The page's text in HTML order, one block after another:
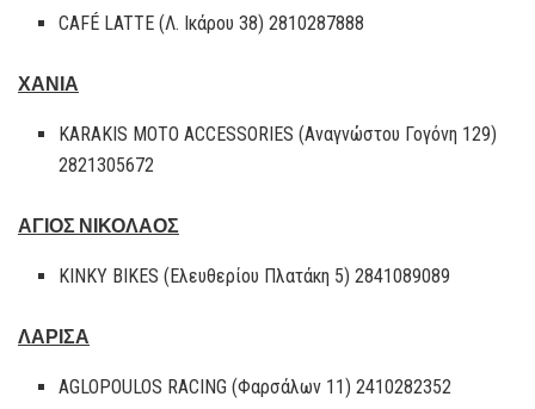
CAFÉ LATTE (Λ. Ικάρου 38) 2810287888
ΧΑΝΙΑ
KARAKIS MOTO ACCESSORIES (Αναγνώστου Γογόνη 129)
2821305672
ΑΓΙΟΣ ΝΙΚΟΛΑΟΣ
KINKY BIKES (Ελευθερίου Πλατάκη 5) 2841089089
ΛΑΡΙΣΑ
AGLOPOULOS RACING (Φαρσάλων 11) 2410282352